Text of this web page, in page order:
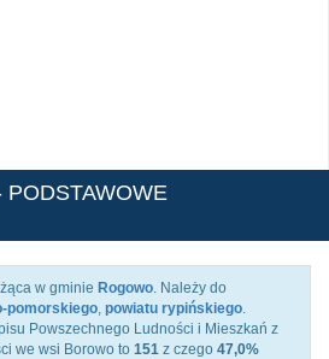
PODSTAWOWE
w gminie Rogowo. Należy do
pomorskiego, powiatu rypińskiego.
Powszechnego Ludności i Mieszkań z
we wsi Borowo to 151 z czego 47,0%